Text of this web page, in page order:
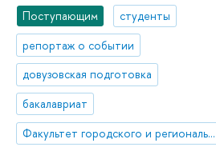
Поступающим
студенты
репортаж о событии
довузовская подготовка
бакалавриат
Факультет городского и регионального развития